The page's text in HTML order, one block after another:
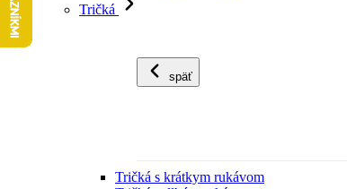
Tričká
späť
Tričká s krátkym rukávom